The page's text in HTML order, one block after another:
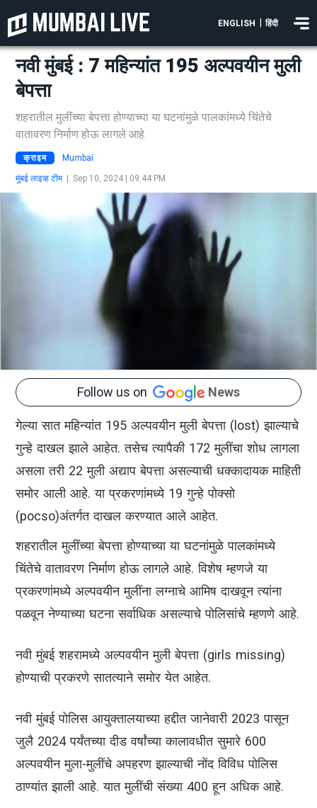
ENGLISH हिंदी
नवी मुंबई : 7 महिन्यांत 195 अल्पवयीन मुली
बेपत्ता
शहरातील मुलींच्या बेपत्ता होण्याच्या या घटनांमुळे पालकांमध्ये चिंतेचे
वातावरण निर्माण होऊ लागले आहे.
क्राइम Mumbai
मुंबई लाइव्ह टीम| Sep 10, 2024 | 09:44 PM
Follow us on News
गेल्या सात महिन्यांत 195 अल्पवयीन मुली बेपत्ता (lost) झाल्याचे
गुन्हे दाखल झाले आहेत. तसेच त्यापैकी 172 मुलींचा शोध लागला
असला तरी 22 मुली अद्याप बेपत्ता असल्याची धक्कादायक माहिती
समोर आली आहे. या प्रकरणांमध्ये 19 गुन्हे पोक्सो
(pocso)अंतर्गत दाखल करण्यात आले आहेत.
शहरातील मुलींच्या बेपत्ता होण्याच्या या घटनांमुळे पालकांमध्ये
चिंतेचे वातावरण निर्माण होऊ लागले आहे. विशेष म्हणजे या
प्रकरणांमध्ये अल्पवयीन मुलींना लग्नाचे आमिष दाखवून त्यांना
पळवून नेण्याच्या घटना सर्वाधिक असल्याचे पोलिसांचे म्हणणे आहे.
नवी मुंबई शहरामध्ये अल्पवयीन मुली बेपत्ता (girls missing)
होण्याची प्रकरणे सातत्याने समोर येत आहेत.
नवी मुंबई पोलिस आयुक्तालयाच्या हद्दीत जानेवारी 2023 पासून
जुलै 2024 पर्यंतच्या दीड वर्षांच्या कालावधीत सुमारे 600
अल्पवयीन मुला-मुलींचे अपहरण झाल्याची नोंद विविध पोलिस
ठाण्यांत झाली आहे. यात मुलींची संख्या 400 हून अधिक आहे.